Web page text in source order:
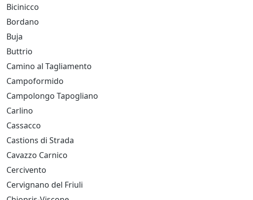
Bicinicco
Bordano
Buja
Buttrio
Camino al Tagliamento
Campoformido
Campolongo Tapogliano
Carlino
Cassacco
Castions di Strada
Cavazzo Carnico
Cercivento
Cervignano del Friuli